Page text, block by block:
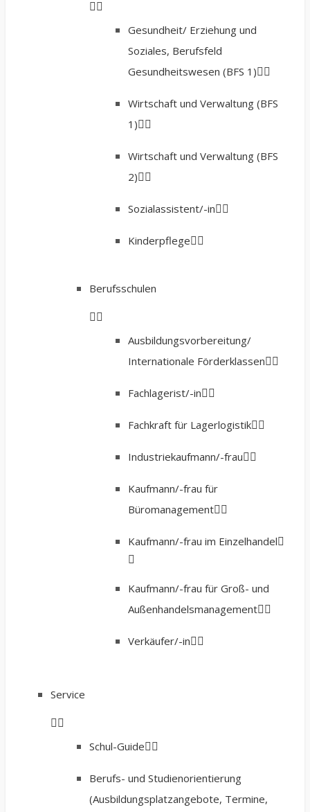
Gesundheit/ Erziehung und
Soziales, Berufsfeld
Gesundheitswesen (BFS 1)
Wirtschaft und Verwaltung (BFS
1)
Wirtschaft und Verwaltung (BFS
2)
Sozialassistent/-in
Kinderpflege
Berufsschulen
Ausbildungsvorbereitung/
Internationale Förderklassen
Fachlagerist/-in
Fachkraft für Lagerlogistik
Industriekaufmann/-frau
Kaufmann/-frau für
Büromanagement
Kaufmann/-frau im Einzelhandel
Kaufmann/-frau für Groß- und
Außenhandelsmanagement
Verkäufer/-in
Service
Schul-Guide
Berufs- und Studienorientierung
(Ausbildungsplatzangebote, Termine,